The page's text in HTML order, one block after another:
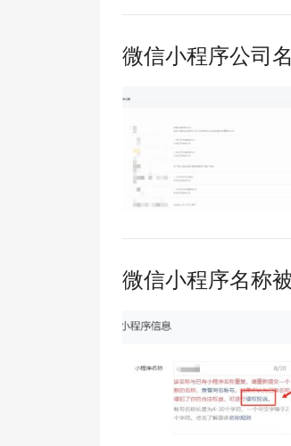
微信小程序公司
微信小程序名称